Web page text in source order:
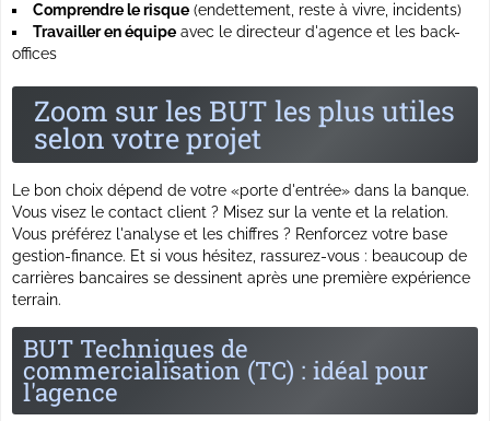
Comprendre le risque (endettement, reste à vivre, incidents)
Travailler en équipe avec le directeur d'agence et les back-
offices
Zoom sur les BUT les plus utiles
selon votre projet
Le bon choix dépend de votre «porte d'entrée» dans la banque.
Vous visez le contact client ? Misez sur la vente et la relation.
Vous préférez l'analyse et les chiffres ? Renforcez votre base
gestion-finance. Et si vous hésitez, rassurez-vous : beaucoup de
carrières bancaires se dessinent après une première expérience
terrain.
BUT Techniques de
commercialisation (TC) : idéal pour
l'agence